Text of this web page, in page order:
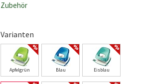
Zubehör
Varianten
Apfelgrün Blau Eisblau